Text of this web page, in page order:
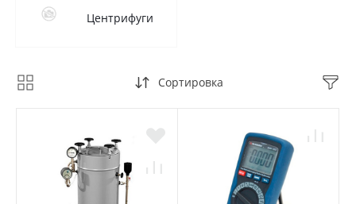
Центрифуги
Сортировка